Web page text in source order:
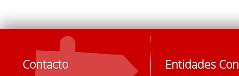
Contacto Entidades